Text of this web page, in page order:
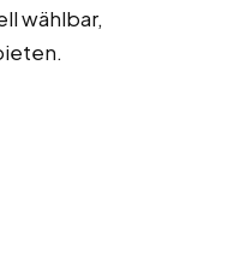
wählbar,